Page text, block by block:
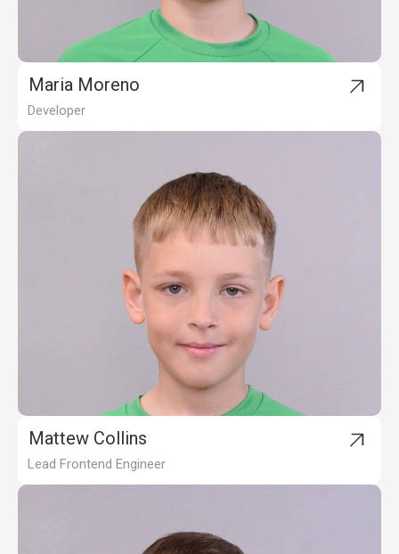
Maria Moreno
Developer
Mattew Collins
Lead Frontend Engineer